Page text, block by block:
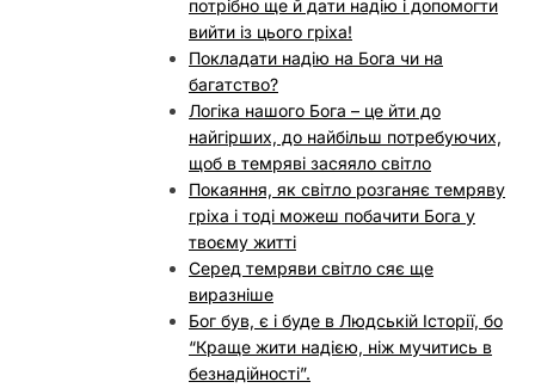
потрібно ще й дати надію і допомогти
вийти із цього гріха!
Покладати надію на Бога чи на
багатство?
Логіка нашого Бога – це йти до
найгірших, до найбільш потребуючих,
щоб в темряві засяяло світло
Покаяння, як світло розганяє темряву
гріха і тоді можеш побачити Бога у
твоєму житті
Серед темряви світло сяє ще
виразніше
Бог був, є і буде в Людській Історії, бо
“Краще жити надією, ніж мучитись в
безнадійності”.